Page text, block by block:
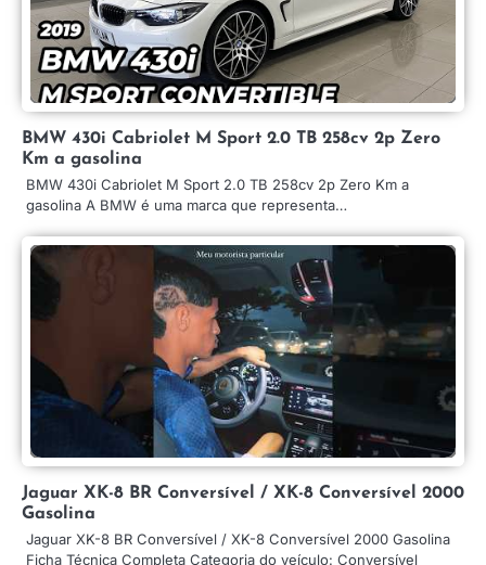
BMW 430i Cabriolet M Sport 2.0 TB 258cv 2p Zero
Km a gasolina
BMW 430i Cabriolet M Sport 2.0 TB 258cv 2p Zero Km a
gasolina A BMW é uma marca que representa…
Jaguar XK-8 BR Conversível / XK-8 Conversível 2000
Gasolina
Jaguar XK-8 BR Conversível / XK-8 Conversível 2000 Gasolina
Ficha Técnica Completa Categoria do veículo: Conversível